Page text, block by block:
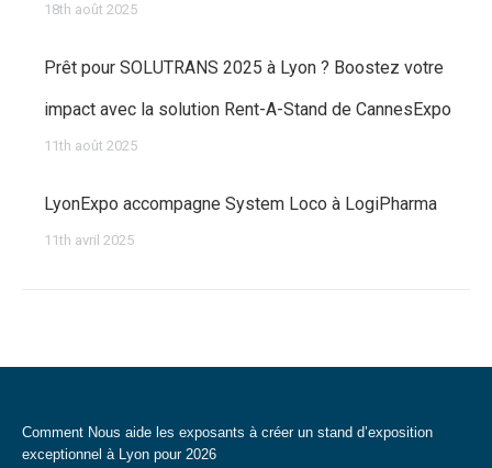
18th août 2025
Prêt pour SOLUTRANS 2025 à Lyon ? Boostez votre
impact avec la solution Rent-A-Stand de CannesExpo
11th août 2025
LyonExpo accompagne System Loco à LogiPharma
11th avril 2025
Comment Nous aide les exposants à créer un stand d’exposition
exceptionnel à Lyon pour 2026